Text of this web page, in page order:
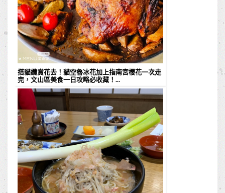
搭貓纜賞花去！貓空魯冰花加上指南宮櫻花一次走
完，文山區美食一日攻略必收藏！...